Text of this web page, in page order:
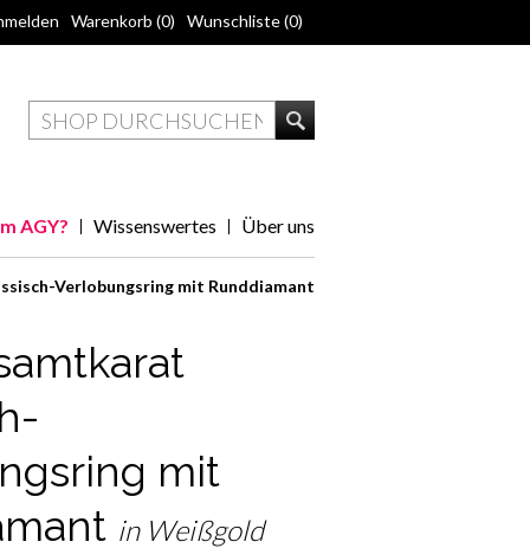
Warenkorb (0) Wunschliste(0)
Über uns
Wissenswertes
AGY?
Verlobungsring mit Runddiamant
mit
in Weißgold